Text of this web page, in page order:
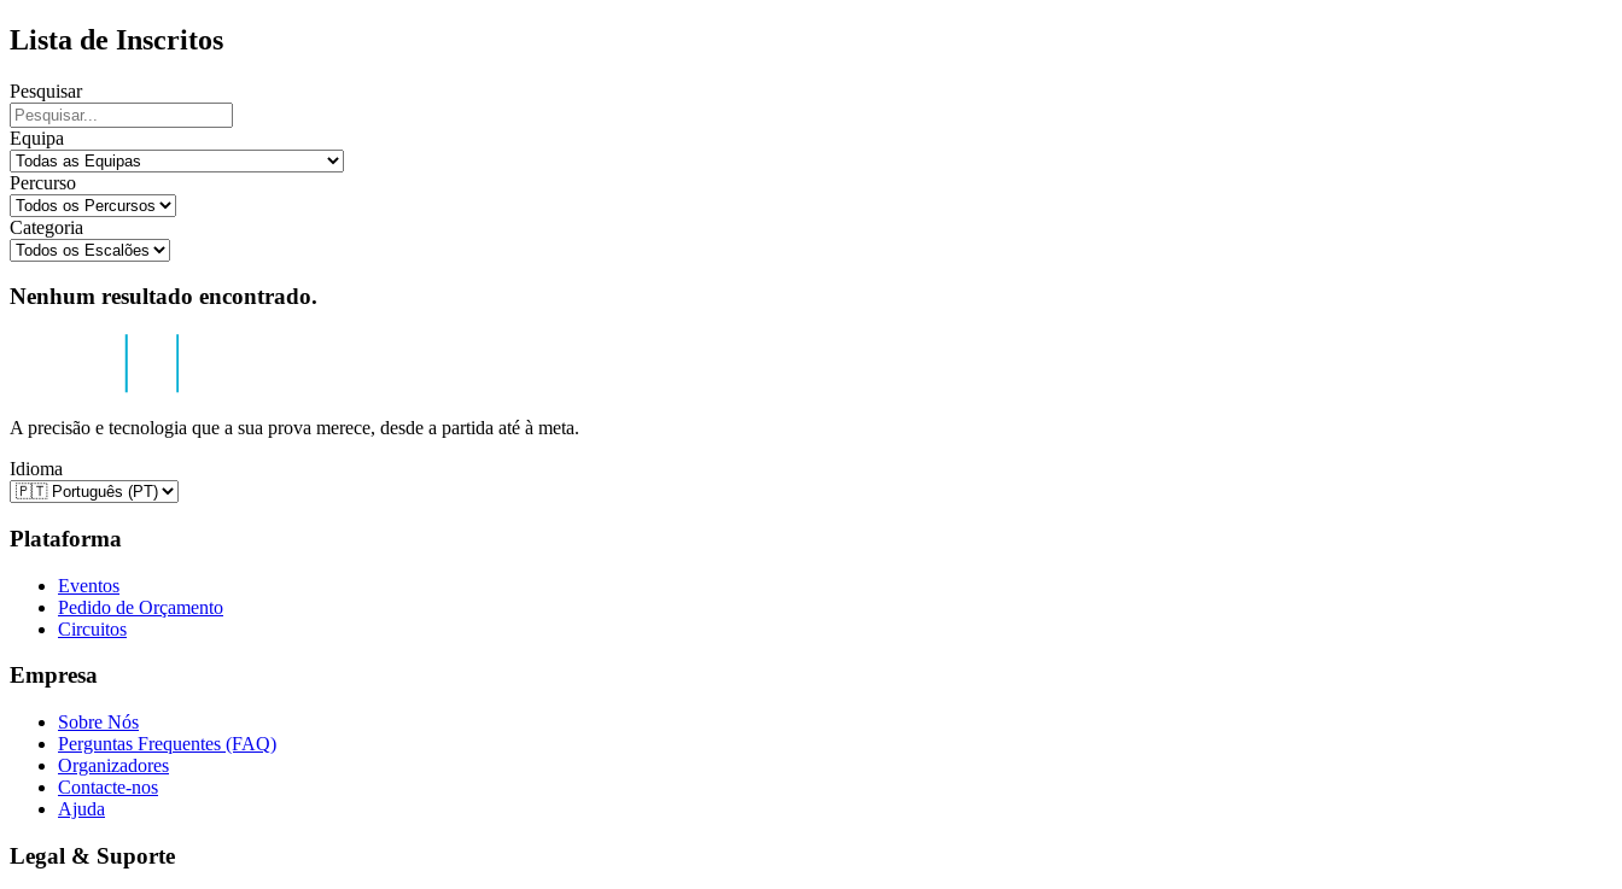
Lista de Inscritos
Pesquisar
Equipa
Percurso
Categoria
Nenhum resultado encontrado.
A precisão e tecnologia que a sua prova merece, desde a partida até à meta.
Idioma
Plataforma
Eventos
Pedido de Orçamento
Circuitos
Empresa
Sobre Nós
Perguntas Frequentes (FAQ)
Organizadores
Contacte-nos
Ajuda
Legal & Suporte